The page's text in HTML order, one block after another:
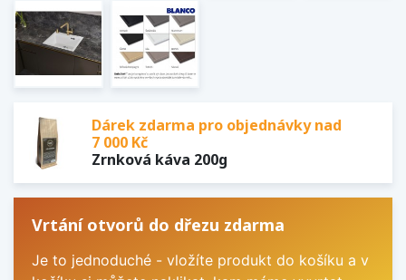
Dárek zdarma pro objednávky nad
7 000 Kč
Zrnková káva 200g
Vrtání otvorů do dřezu zdarma
Je to jednoduché - vložíte produkt do košíku a v